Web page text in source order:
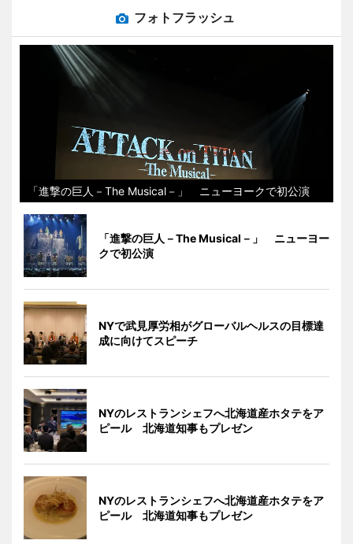
フォトフラッシュ
「進撃の巨人－The Musical－」 ニューヨークで初公演
「進撃の巨人－The Musical－」 ニューヨー
クで初公演
NYで武見厚労相がグローバルヘルスの目標達
成に向けてスピーチ
NYのレストランシェフへ北海道産ホタテをア
ピール 北海道知事もプレゼン
NYのレストランシェフへ北海道産ホタテをア
ピール 北海道知事もプレゼン